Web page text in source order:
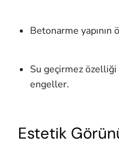
Betonarme yapının
Su geçirmez
engeller.
Estetik